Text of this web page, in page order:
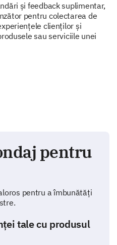
și feedback suplimentar,
pentru colectarea de
clienților și
sau serviciile unei
pentru
pentru a îmbunătăți
tale cu produsul